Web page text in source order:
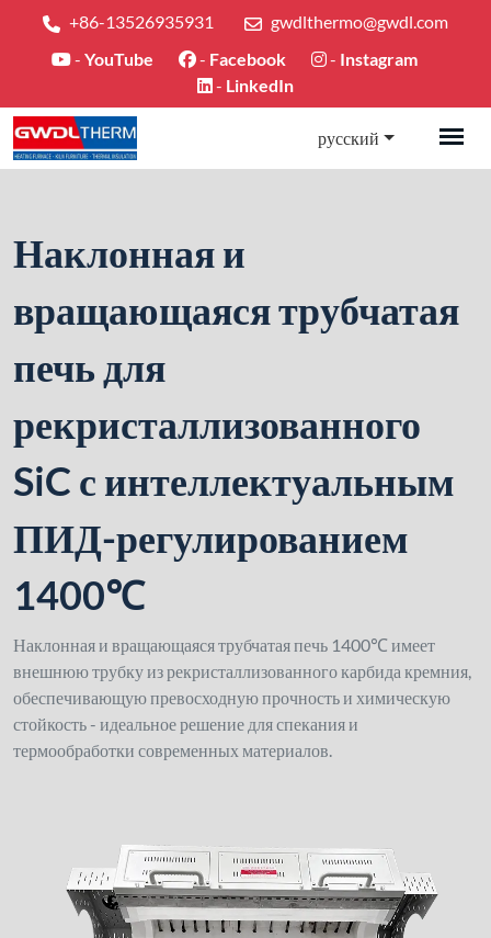
+86-13526935931
gwdlthermo@gwdl.com
- YouTube - Facebook - Instagram
- LinkedIn
русский
Наклонная и
вращающаяся трубчатая
печь для
рекристаллизованного
SiC с интеллектуальным
ПИД-регулированием
1400℃
Наклонная и вращающаяся трубчатая печь 1400℃ имеет
внешнюю трубку из рекристаллизованного карбида кремния,
обеспечивающую превосходную прочность и химическую
стойкость - идеальное решение для спекания и
термообработки современных материалов.